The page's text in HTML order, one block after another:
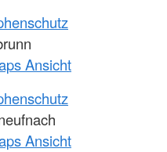
Ansicht
Ansicht